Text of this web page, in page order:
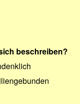
beschreiben?